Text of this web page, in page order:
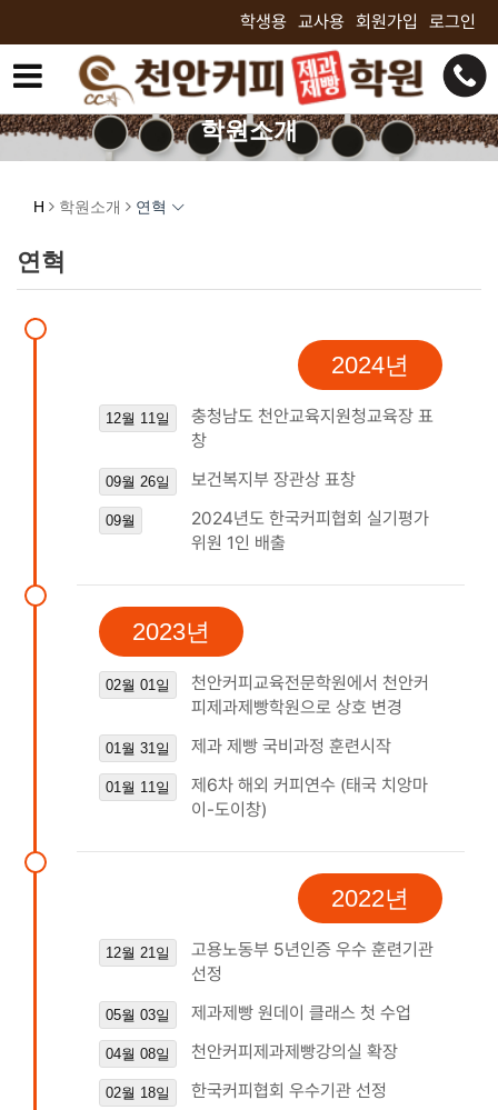
학생용 교사용 회원가입 로그인
학원소개
학원소개
H 학원소개 연혁
연혁
2024년
12월 11일
충청남도 천안교육지원청교육장 표
창
09월 26일 보건복지부 장관상 표창
09월
2024년도 한국커피협회 실기평가
위원 1인 배출
2023년
02월 01일
천안커피교육전문학원에서 천안커
피제과제빵학원으로 상호 변경
01월 31일 제과 제빵 국비과정 훈련시작
01월 11일
제6차 해외 커피연수 (태국 치앙마
이-도이창)
2022년
12월 21일
고용노동부 5년인증 우수 훈련기관
선정
05월 03일 제과제빵 원데이 클래스 첫 수업
04월 08일 천안커피제과제빵강의실 확장
02월 18일 한국커피협회 우수기관 선정